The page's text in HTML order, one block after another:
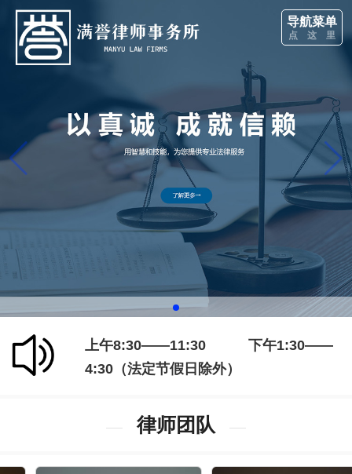
导航菜单
点 这 里
上午8:30——11:30 下午1:30——
4:30（法定节假日除外）
律师团队